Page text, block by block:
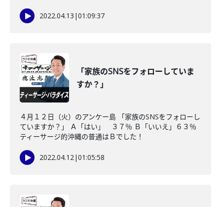
2022.04.13 |01:09:37
「家族のSNSをフォローしていま
すか？」
４月１２日（火）のアンケー島 「家族のSNSをフォローし
ていますか？」 Ａ「はい」 ３７％ Ｂ「いいえ」６３％
ティーサージ的沖縄の普通はＢでした！
2022.04.12|01:05:58